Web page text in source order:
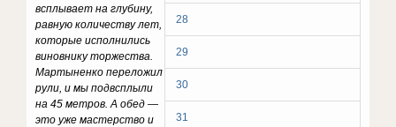
28
29
30
31
всплывает на глубину,
равную количеству лет,
которые исполнились
виновнику торжества.
Мартыненко переложил
рули, и мы подвсплыли
на 45 метров. А обед —
это уже мастерство и